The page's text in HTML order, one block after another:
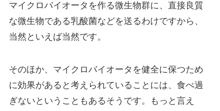
マイクロバイオータを作る微生物群に、直接良質
な微生物である乳酸菌などを送るわけですから、
当然といえば当然です。
そのほか、マイクロバイオータを健全に保つため
に効果があると考えられていることには、食べ過
ぎないということもあるそうです。もっと言え